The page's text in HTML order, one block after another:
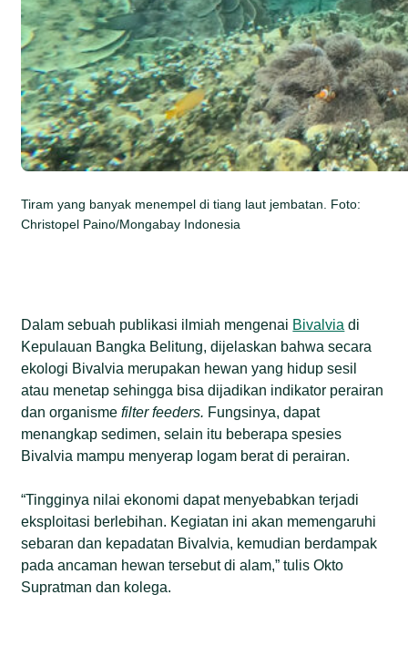
Tiram yang banyak menempel di tiang laut jembatan. Foto:
Christopel Paino/Mongabay Indonesia
Dalam sebuah publikasi ilmiah mengenai Bivalvia di
Kepulauan Bangka Belitung, dijelaskan bahwa secara
ekologi Bivalvia merupakan hewan yang hidup sesil
atau menetap sehingga bisa dijadikan indikator perairan
dan organismefilter feeders. Fungsinya, dapat
menangkap sedimen, selain itu beberapa spesies
Bivalvia mampu menyerap logam berat di perairan.
“Tingginya nilai ekonomi dapat menyebabkan terjadi
eksploitasi berlebihan. Kegiatan ini akan memengaruhi
sebaran dan kepadatan Bivalvia, kemudian berdampak
pada ancaman hewan tersebut di alam,” tulis Okto
Supratman dan kolega.